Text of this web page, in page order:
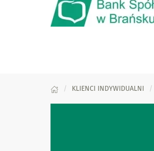
KLIENCI INDYWIDUALNI